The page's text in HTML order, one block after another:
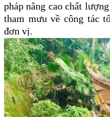
pháp nâng cao chất
tham mưu về công tác
đơn vị.